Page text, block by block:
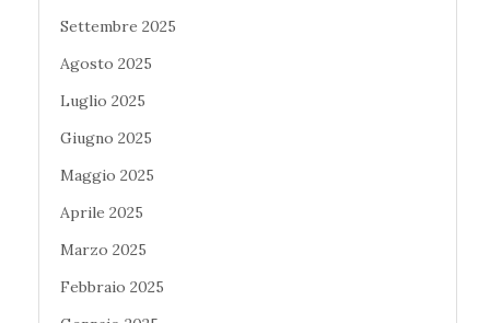
Settembre 2025
Agosto 2025
Luglio 2025
Giugno 2025
Maggio 2025
Aprile 2025
Marzo 2025
Febbraio 2025